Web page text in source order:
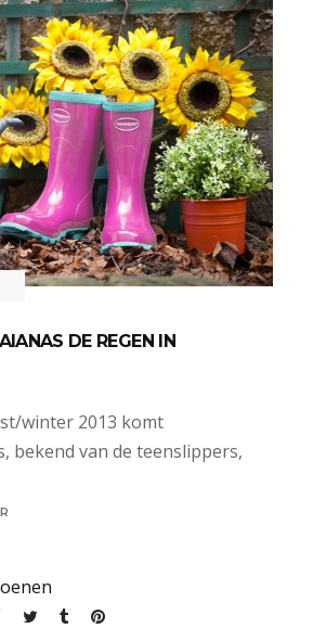
DE REGEN IN
winter 2013 komt
bekend van de teenslippers,